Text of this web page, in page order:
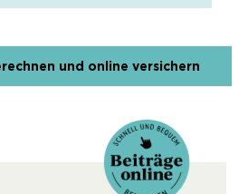
und online versichern